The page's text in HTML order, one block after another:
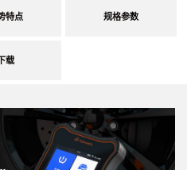
特点 规格参数
载